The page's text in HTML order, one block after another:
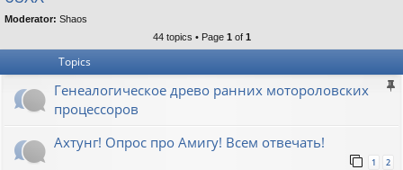
s
Moderator: Shaos
44 topics • Page 1 of 1
Topics
Генеалогическое древо ранних мотороловских
процессоров
Ахтунг! Опрос про Амигу! Всем отвечать!
1 2